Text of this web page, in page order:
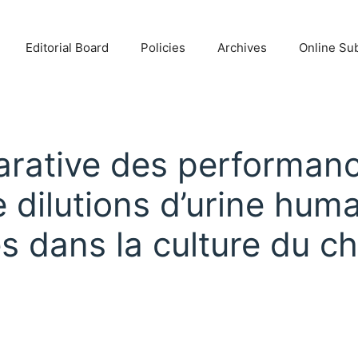
Editorial Board Policies Archives Online
des
d’urine
dans la culture du